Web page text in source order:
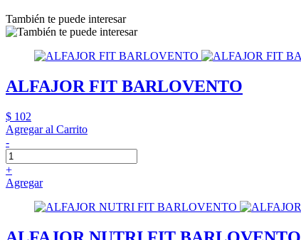
También te puede interesar
ALFAJOR FIT BARLOVENTO
$ 102
Agregar al Carrito
-
+
Agregar